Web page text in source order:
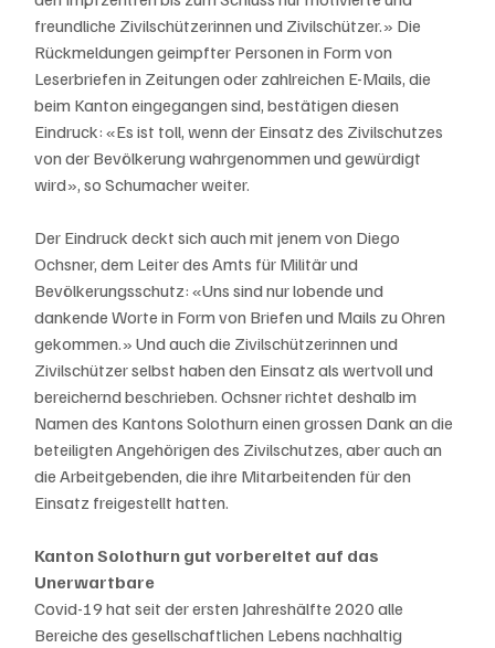
freundliche Zivilschützerinnen und Zivilschützer.» Die
Rückmeldungen geimpfter Personen in Form von
Leserbriefen in Zeitungen oder zahlreichen E-Mails, die
beim Kanton eingegangen sind, bestätigen diesen
Eindruck: «Es ist toll, wenn der Einsatz des Zivilschutzes
von der Bevölkerung wahrgenommen und gewürdigt
wird», so Schumacher weiter.
Der Eindruck deckt sich auch mit jenem von Diego
Ochsner, dem Leiter des Amts für Militär und
Bevölkerungsschutz: «Uns sind nur lobende und
dankende Worte in Form von Briefen und Mails zu Ohren
gekommen.» Und auch die Zivilschützerinnen und
Zivilschützer selbst haben den Einsatz als wertvoll und
bereichernd beschrieben. Ochsner richtet deshalb im
Namen des Kantons Solothurn einen grossen Dank an die
beteiligten Angehörigen des Zivilschutzes, aber auch an
die Arbeitgebenden, die ihre Mitarbeitenden für den
Einsatz freigestellt hatten.
Kanton Solothurn gut vorbereitet auf das
Unerwartbare
Covid-19 hat seit der ersten Jahreshälfte 2020 alle
Bereiche des gesellschaftlichen Lebens nachhaltig